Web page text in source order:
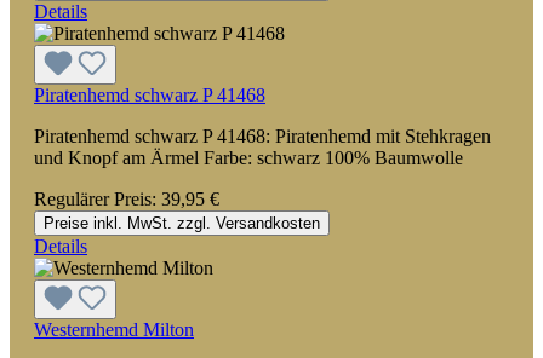
Details
Piratenhemd schwarz P 41468
Piratenhemd schwarz P 41468: Piratenhemd mit Stehkragen
und Knopf am Ärmel Farbe: schwarz 100% Baumwolle
Regulärer Preis: 39,95 €
Preise inkl. MwSt. zzgl. Versandkosten
Details
Westernhemd Milton